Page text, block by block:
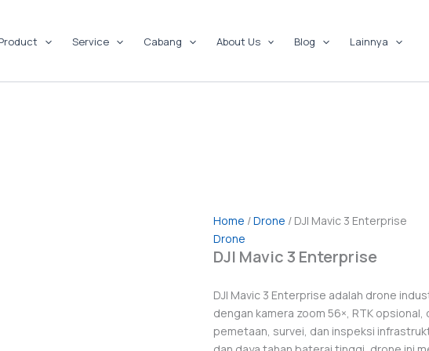
Service Cabang About Us Blog Lainnya
Home /Drone / DJI Mavic 3 Enterprise
Drone
DJI Mavic 3 Enterprise
DJI Mavic 3 Enterprise adalah drone
dengan kamera zoom 56×, RTK
pemetaan, survei, dan inspeksi